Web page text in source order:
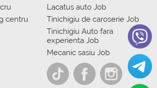
centru
Lacatus auto Job
Tinichigiu de caroserie Job
Tinichigiu Auto fara
experienta Job
Mecanic sasiu Job